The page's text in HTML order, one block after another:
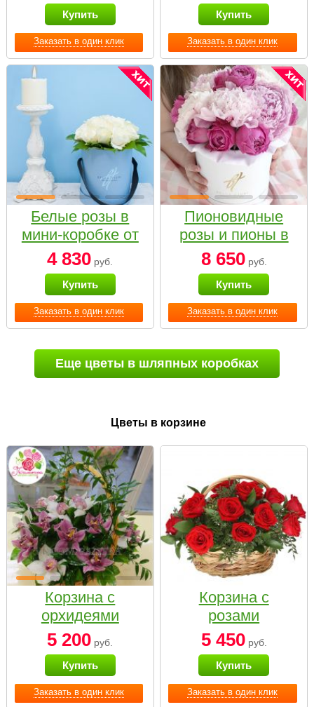
Заказать в один клик
Купить
Заказать в один клик
Купить
Заказать в один клик
Белые розы в
мини-коробке от
Bella Fiori
4 830 руб.
Купить
Заказать в один клик
Пионовидные
розы и пионы в
белой коробке
Small
8 650руб.
Купить
Еще цветы в шляпных коробках
Цветы в корзине
Заказать в один клик
Корзина с
орхидеями
малая
5 200 руб.
Купить
Заказать в один клик
Корзина с
розами
«Красный
Париж»
5 450руб.
Купить